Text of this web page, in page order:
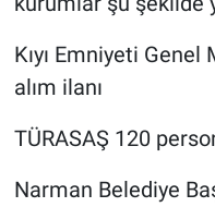
Kıyı Emniyeti
alım ilanı
TÜRASAŞ 120
Narman Belediye